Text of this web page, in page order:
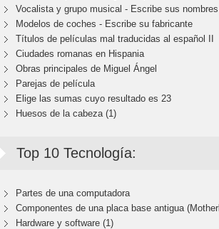
Vocalista y grupo musical - Escribe sus nombres
Modelos de coches - Escribe su fabricante
Títulos de películas mal traducidas al español II
Ciudades romanas en Hispania
Obras principales de Miguel Ángel
Parejas de película
Elige las sumas cuyo resultado es 23
Huesos de la cabeza (1)
Top 10 Tecnología:
Partes de una computadora
Componentes de una placa base antigua
Hardware y software (1)